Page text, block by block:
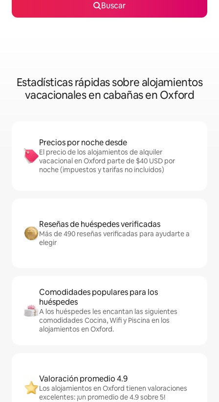
Buscar
Estadísticas rápidas sobre alojamientos
vacacionales en cabañas en Oxford
Precios por noche desde
El precio de los alojamientos de alquiler
vacacional en Oxford parte de $40 USD por
noche (impuestos y tarifas no incluidos)
Reseñas de huéspedes verificadas
Más de 490 reseñas verificadas para ayudarte a
elegir
Comodidades populares para los
huéspedes
A los huéspedes les encantan las siguientes
comodidades Cocina, Wifi y Piscina en los
alojamientos en Oxford.
Valoración promedio 4.9
Los alojamientos en Oxford tienen valoraciones
excelentes: ¡un promedio de 4.9 sobre 5!